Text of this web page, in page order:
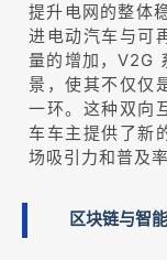
提升电网的整体
进电动汽车与可
量的增加，V2G
景，使其不仅仅
一环。这种双向
车车主提供了新
场吸引力和普及率
区块链与智